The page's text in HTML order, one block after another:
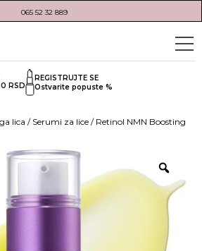
065 52 32 889
RSD
REGISTRUJTE SE
Ostvarite popuste %
lica / Serumi za lice / Retinol NMN Boosting